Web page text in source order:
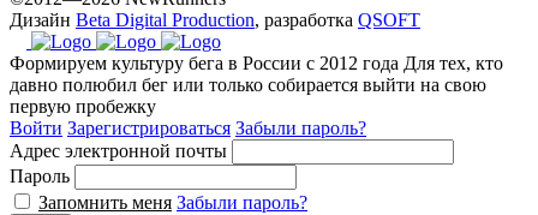
Дизайн Beta Digital Production, разработка QSOFT
Формируем культуру бега в России с 2012 года Для тех, кто
давно полюбил бег или только собирается выйти на свою
первую пробежку
Войти Зарегистрироваться Забыли пароль?
Адрес электронной почты
Пароль
Запомнить меня Забыли пароль?